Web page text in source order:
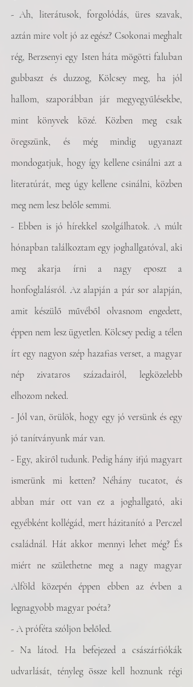
- Ah, literátusok, forgolódás, üres szavak,
aztán mire volt jó az egész? Csokonai meghalt
rég, Berzsenyi egy Isten háta mögötti faluban
gubbaszt és duzzog, Kölcsey meg, ha jól
hallom, szaporábban jár megyegyűlésekbe,
mint könyvek közé. Közben meg csak
öregszünk, és még mindig ugyanazt
mondogatjuk, hogy így kellene csinálni azt a
literatúrát, meg úgy kellene csinálni, közben
meg nem lesz belőle semmi.
- Ebben is jó hírekkel szolgálhatok. A múlt
hónapban találkoztam egy joghallgatóval, aki
meg akarja írni a nagy eposzt a
honfoglalásról. Az alapján a pár sor alapján,
amit készülő művéből olvasnom engedett,
éppen nem lesz ügyetlen. Kölcsey pedig a télen
írt egy nagyon szép hazafias verset, a magyar
nép zivataros századairól, legközelebb
elhozom neked.
- Jól van, örülök, hogy egy jó versünk és egy
jó tanítványunk már van.
- Egy, akiről tudunk. Pedig hány ifjú magyart
ismerünk mi ketten? Néhány tucatot, és
abban már ott van ez a joghallgató, aki
egyébként kollégád, mert házitanító a Perczel
családnál. Hát akkor mennyi lehet még? És
miért ne születhetne meg a nagy magyar
Alföld közepén éppen ebben az évben a
legnagyobb magyar poéta?
- A próféta szóljon belőled.
- Na látod. Ha befejezed a császárfiókák
udvarlását, tényleg össze kell hoznunk régi